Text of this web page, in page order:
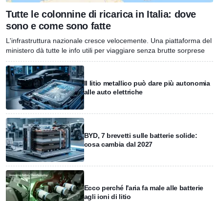
Tutte le colonnine di ricarica in Italia: dove
sono e come sono fatte
L'infrastruttura nazionale cresce velocemente. Una piattaforma del
ministero dà tutte le info utili per viaggiare senza brutte sorprese
Il litio metallico può dare più autonomia
alle auto elettriche
BYD, 7 brevetti sulle batterie solide:
cosa cambia dal 2027
Ecco perché l'aria fa male alle batterie
agli ioni di litio